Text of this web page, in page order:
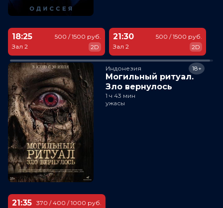
18:25
Зал 2
500 / 1500 руб.
2D
21:30
Зал 2
500 / 1500 руб.
2D
Индонезия
Могильный ритуал.
Зло вернулось
18+
1 ч 43 мин
ужасы
21:35 370 / 400 / 1000 руб.